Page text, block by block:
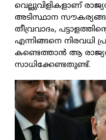
വെല്ലുവിളികളാണ്
അടിസ്ഥാന
തീവ്രവാദം,
എന്നിങ്ങനെ നിരവധി
കണ്ടെത്താന്‍ ആ
സാധിക്കേണ്ടതുണ്ട്.